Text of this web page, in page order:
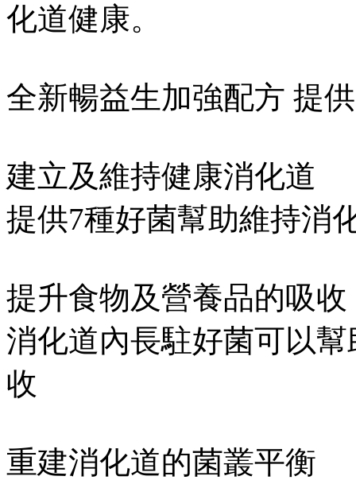
化道健康。
全新暢益生加強配方 提
建立及維持健康消化道
提供7種好菌幫助維持消
提升食物及營養品的吸收
消化道內長駐好菌可以
收
重建消化道的菌叢平衡